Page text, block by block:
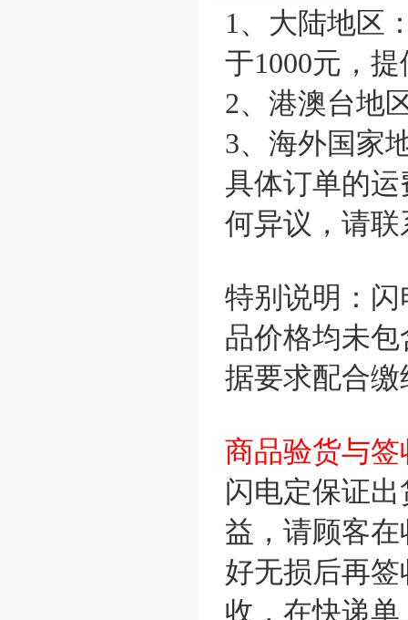
1、大陆地区
于1000元，
2、港澳台地
3、海外国家
具体订单的
何异议，请
特别说明：
品价格均未
据要求配合
商品验货与签
闪电定保证
益，请顾客
好无损后再
收，在快递